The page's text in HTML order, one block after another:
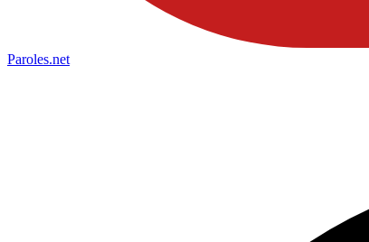
Paroles.net